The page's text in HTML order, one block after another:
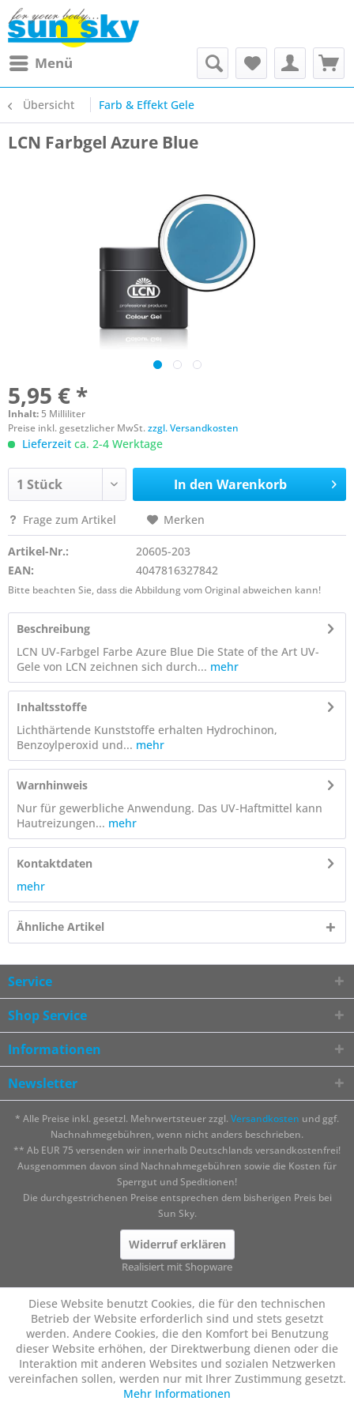
Menü
Übersicht Farb & Effekt Gele
LCN Farbgel Azure Blue
5,95 € *
Inhalt: 5 Milliliter
Preise inkl. gesetzlicher MwSt.zzgl. Versandkosten
Lieferzeit ca. 2-4 Werktage
In den Warenkorb
Frage zum Artikel Merken
Artikel-Nr.:
20605-203
EAN:
4047816327842
Bitte beachten Sie, dass die Abbildung vom Original abweichen kann!
Beschreibung
LCN UV-Farbgel Farbe Azure Blue Die State of the Art UV-
Gele von LCN zeichnen sich durch... mehr
Inhaltsstoffe
Lichthärtende Kunststoffe erhalten Hydrochinon,
Benzoylperoxid und... mehr
Warnhinweis
Nur für gewerbliche Anwendung. Das UV-Haftmittel kann
Hautreizungen... mehr
Kontaktdaten
mehr
Ähnliche Artikel
Service
Shop Service
Informationen
Newsletter
* Alle Preise inkl. gesetzl. Mehrwertsteuer zzgl. Versandkosten und ggf.
Nachnahmegebühren, wenn nicht anders beschrieben.
** Ab EUR 75 versenden wir innerhalb Deutschlands versandkostenfrei!
Ausgenommen davon sind Nachnahmegebühren sowie die Kosten für
Sperrgut und Speditionen!
Die durchgestrichenen Preise entsprechen dem bisherigen Preis bei
Sun Sky.
Widerruf erklären
Realisiert mit Shopware
Diese Website benutzt Cookies, die für den technischen
Betrieb der Website erforderlich sind und stets gesetzt
werden. Andere Cookies, die den Komfort bei Benutzung
dieser Website erhöhen, der Direktwerbung dienen oder die
Interaktion mit anderen Websites und sozialen Netzwerken
vereinfachen sollen, werden nur mit Ihrer Zustimmung gesetzt.
Mehr Informationen